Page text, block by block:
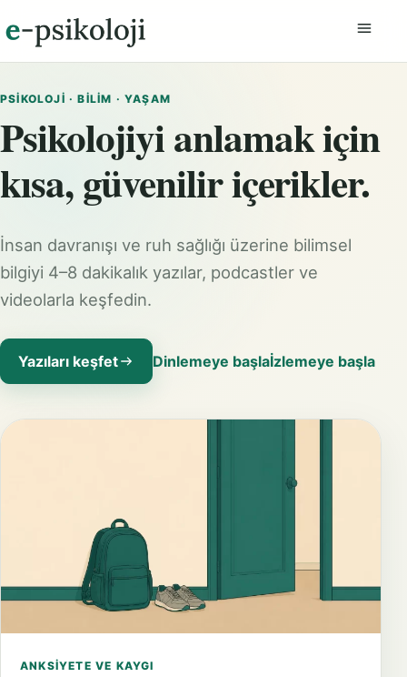
PSIKOLOJI · BILIM · YAŞAM
Psikolojiyi anlamak için
kısa, güvenilir içerikler.
İnsan davranışı ve ruh sağlığı üzerine bilimsel
bilgiyi 4–8 dakikalık yazılar, podcastler ve
videolarla keşfedin.
Yazıları keşfet Dinlemeye başlaİzlemeye başla
ANKSIYETE VE KAYGI